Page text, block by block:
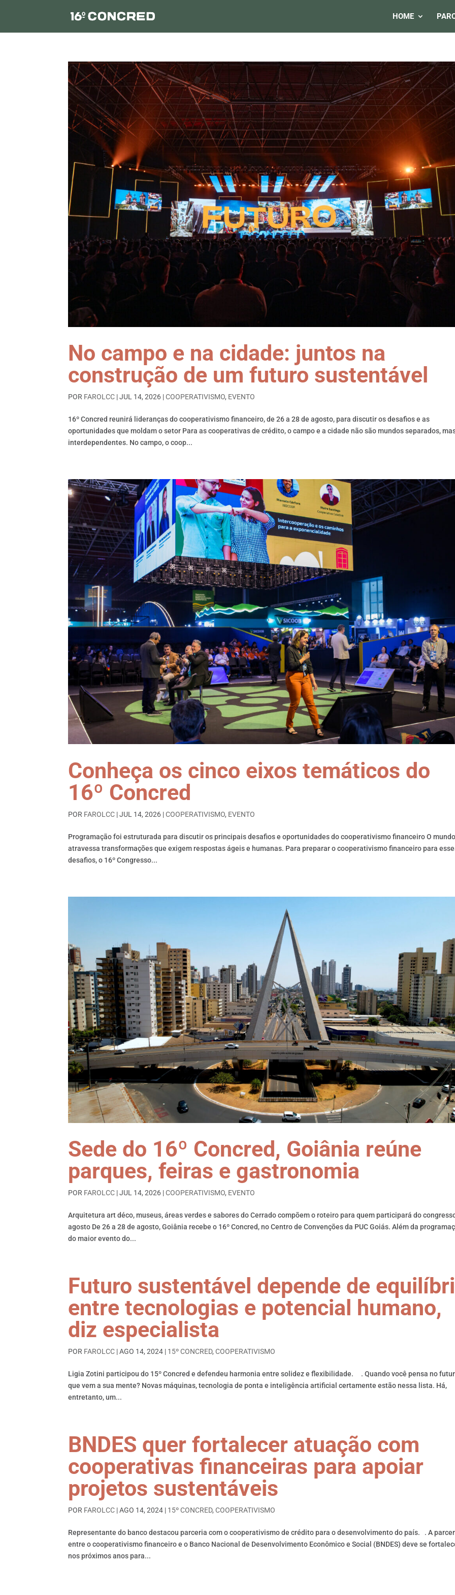
HOME
No campo e na cidade: juntos na
construção de um futuro sustentável
POR FAROLCC |JUL 14, 2026 |COOPERATIVISMO, EVENTO
16º Concred reunirá lideranças do cooperativismo financeiro, de 26 a 28 de agosto, para discutir os desafios e as
oportunidades que moldam o setor Para as cooperativas de crédito, o campo e a cidade não são mundos separados,
interdependentes. No campo, o coop...
Conheça os cinco eixos temáticos do
16º Concred
POR FAROLCC |JUL 14, 2026 |COOPERATIVISMO, EVENTO
Programação foi estruturada para discutir os principais desafios e oportunidades do cooperativismo financeiro O
atravessa transformações que exigem respostas ágeis e humanas. Para preparar o cooperativismo financeiro para
desafios, o 16º Congresso...
Sede do 16º Concred, Goiânia reúne
parques, feiras e gastronomia
POR FAROLCC |JUL 14, 2026 |COOPERATIVISMO, EVENTO
Arquitetura art déco, museus, áreas verdes e sabores do Cerrado compõem o roteiro para quem participará do
agosto De 26 a 28 de agosto, Goiânia recebe o 16º Concred, no Centro de Convenções da PUC Goiás. Além da
do maior evento do...
Futuro sustentável depende de
entre tecnologias e potencial humano,
diz especialista
POR FAROLCC |AGO 14, 2024 | 15º CONCRED,COOPERATIVISMO
Ligia Zotini participou do 15º Concred e defendeu harmonia entre solidez e flexibilidade. . Quando você pensa no
que vem a sua mente? Novas máquinas, tecnologia de ponta e inteligência artificial certamente estão nessa lista. Há,
entretanto, um...
BNDES quer fortalecer atuação com
cooperativas financeiras para apoiar
projetos sustentáveis
POR FAROLCC |AGO 14, 2024 | 15º CONCRED,COOPERATIVISMO
Representante do banco destacou parceria com o cooperativismo de crédito para o desenvolvimento do país. . A
entre o cooperativismo financeiro e o Banco Nacional de Desenvolvimento Econômico e Social (BNDES) deve se
nos próximos anos para...